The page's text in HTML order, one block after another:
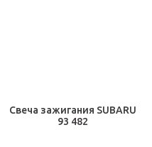
Свеча зажигания SUBARU
93 482